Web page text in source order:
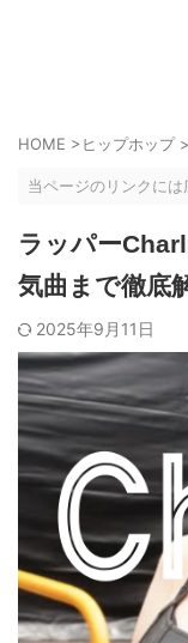
HOME >ヒップホップ >
当ページのリンクには
ラッパー
気曲まで徹底
2025年9月11日